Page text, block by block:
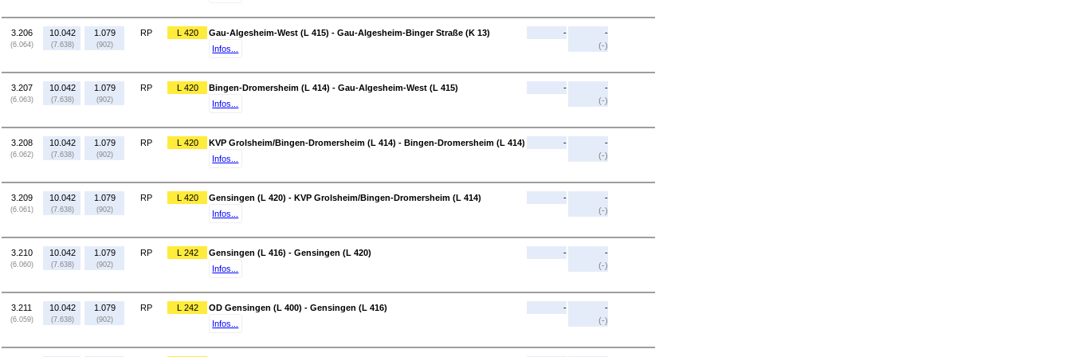
3.206
(6.064)
10.042
(7.638)
1.079
(902)
RP L 420
Gau-Algesheim-West (L 415) - Gau-Algesheim-Binger Straße (K 13)
Infos...
-
-
(-)
3.207
(6.063)
10.042
(7.638)
1.079
(902)
RP L 420
Bingen-Dromersheim (L 414) - Gau-Algesheim-West (L 415)
Infos...
-
-
(-)
3.208
(6.062)
10.042
(7.638)
1.079
(902)
RP L 420
KVP Grolsheim/Bingen-Dromersheim (L 414) - Bingen-Dromersheim (L 414)
Infos...
-
-
(-)
3.209
(6.061)
10.042
(7.638)
1.079
(902)
RP L 420
Gensingen (L 420) - KVP Grolsheim/Bingen-Dromersheim (L 414)
Infos...
-
-
(-)
3.210
(6.060)
10.042
(7.638)
1.079
(902)
RP L 242
Gensingen (L 416) - Gensingen (L 420)
Infos...
-
-
(-)
3.211
(6.059)
10.042
(7.638)
1.079
(902)
RP L 242
OD Gensingen (L 400) - Gensingen (L 416)
Infos...
-
-
(-)